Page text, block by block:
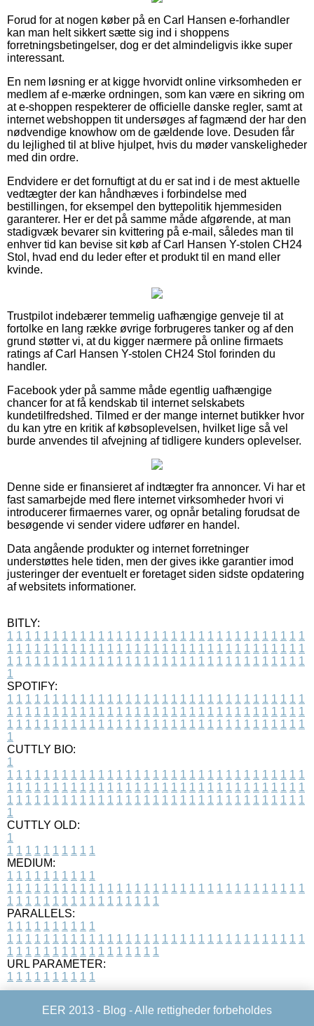
Forud for at nogen køber på en Carl Hansen e-forhandler
kan man helt sikkert sætte sig ind i shoppens
forretningsbetingelser, dog er det almindeligvis ikke super
interessant.
En nem løsning er at kigge hvorvidt online virksomheden er
medlem af e-mærke ordningen, som kan være en sikring om
at e-shoppen respekterer de officielle danske regler, samt at
internet webshoppen tit undersøges af fagmænd der har den
nødvendige knowhow om de gældende love. Desuden får
du lejlighed til at blive hjulpet, hvis du møder vanskeligheder
med din ordre.
Endvidere er det fornuftigt at du er sat ind i de mest aktuelle
vedtægter der kan håndhæves i forbindelse med
bestillingen, for eksempel den byttepolitik hjemmesiden
garanterer. Her er det på samme måde afgørende, at man
stadigvæk bevarer sin kvittering på e-mail, således man til
enhver tid kan bevise sit køb af Carl Hansen Y-stolen CH24
Stol, hvad end du leder efter et produkt til en mand eller
kvinde.
Trustpilot indebærer temmelig uafhængige genveje til at
fortolke en lang række øvrige forbrugeres tanker og af den
grund støtter vi, at du kigger nærmere på online firmaets
ratings af Carl Hansen Y-stolen CH24 Stol forinden du
handler.
Facebook yder på samme måde egentlig uafhængige
chancer for at få kendskab til internet selskabets
kundetilfredshed. Tilmed er der mange internet butikker hvor
du kan ytre en kritik af købsoplevelsen, hvilket lige så vel
burde anvendes til afvejning af tidligere kunders oplevelser.
Denne side er finansieret af indtægter fra annoncer. Vi har et
fast samarbejde med flere internet virksomheder hvori vi
introducerer firmaernes varer, og opnår betaling forudsat de
besøgende vi sender videre udfører en handel.
Data angående produkter og internet forretninger
understøttes hele tiden, men der gives ikke garantier imod
justeringer der eventuelt er foretaget siden sidste opdatering
af websitets informationer.
BITLY:
1 1 1 1 1 1 1 1 1 1 1 1 1 1 1 1 1 1 1 1 1 1 1 1 1 1 1 1 1 1 1 1 1
1 1 1 1 1 1 1 1 1 1 1 1 1 1 1 1 1 1 1 1 1 1 1 1 1 1 1 1 1 1 1 1 1
1 1 1 1 1 1 1 1 1 1 1 1 1 1 1 1 1 1 1 1 1 1 1 1 1 1 1 1 1 1 1 1 1
1
SPOTIFY:
1 1 1 1 1 1 1 1 1 1 1 1 1 1 1 1 1 1 1 1 1 1 1 1 1 1 1 1 1 1 1 1 1
1 1 1 1 1 1 1 1 1 1 1 1 1 1 1 1 1 1 1 1 1 1 1 1 1 1 1 1 1 1 1 1 1
1 1 1 1 1 1 1 1 1 1 1 1 1 1 1 1 1 1 1 1 1 1 1 1 1 1 1 1 1 1 1 1 1
1
CUTTLY BIO:
1
1 1 1 1 1 1 1 1 1 1 1 1 1 1 1 1 1 1 1 1 1 1 1 1 1 1 1 1 1 1 1 1 1
1 1 1 1 1 1 1 1 1 1 1 1 1 1 1 1 1 1 1 1 1 1 1 1 1 1 1 1 1 1 1 1 1
1 1 1 1 1 1 1 1 1 1 1 1 1 1 1 1 1 1 1 1 1 1 1 1 1 1 1 1 1 1 1 1 1
1
CUTTLY OLD:
1
1 1 1 1 1 1 1 1 1 1
MEDIUM:
1 1 1 1 1 1 1 1 1 1
1 1 1 1 1 1 1 1 1 1 1 1 1 1 1 1 1 1 1 1 1 1 1 1 1 1 1 1 1 1 1 1 1
1 1 1 1 1 1 1 1 1 1 1 1 1 1 1 1 1
PARALLELS:
1 1 1 1 1 1 1 1 1 1
1 1 1 1 1 1 1 1 1 1 1 1 1 1 1 1 1 1 1 1 1 1 1 1 1 1 1 1 1 1 1 1 1
1 1 1 1 1 1 1 1 1 1 1 1 1 1 1 1 1
URL PARAMETER:
1 1 1 1 1 1 1 1 1 1
EER 2013 - Blog - Alle rettigheder forbeholdes